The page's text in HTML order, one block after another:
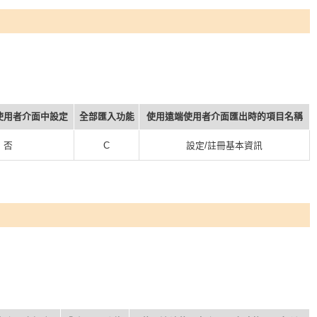
用者介面中設定 全部匯入功能 使用遠端使用者介面匯出時的項目名稱
否 C 設定/註冊基本資訊